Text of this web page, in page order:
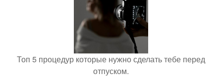
Топ 5 процедур которые нужно сделать тебе перед
отпуском.